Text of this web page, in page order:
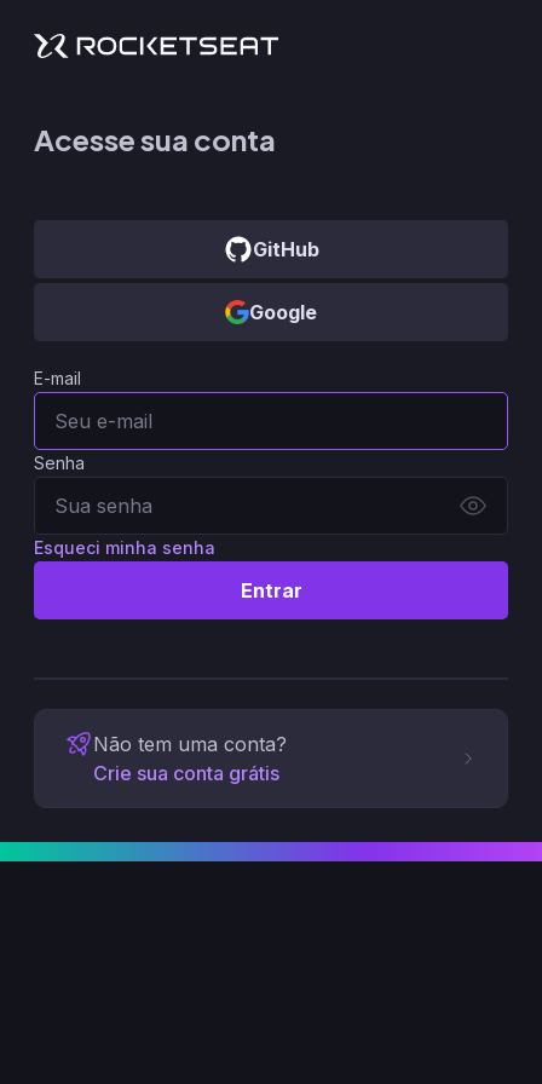
Acesse sua conta
GitHub
Google
E-mail
Senha
Esqueci minha senha
Entrar
Não tem uma conta?
Crie sua conta grátis